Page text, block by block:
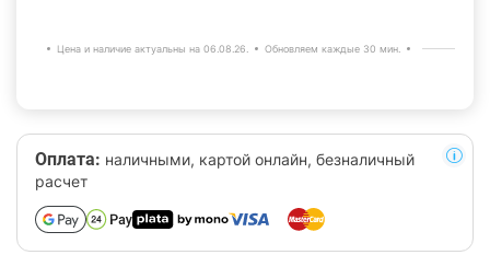
Цена и наличие актуальны на 06.08.26. Обновляем каждые 30 мин.
Оплата: наличными, картой онлайн, безналичный
расчет